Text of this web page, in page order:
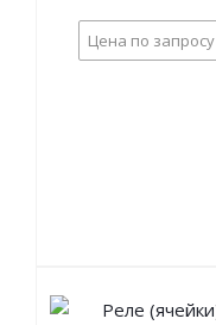
Цена по запросу